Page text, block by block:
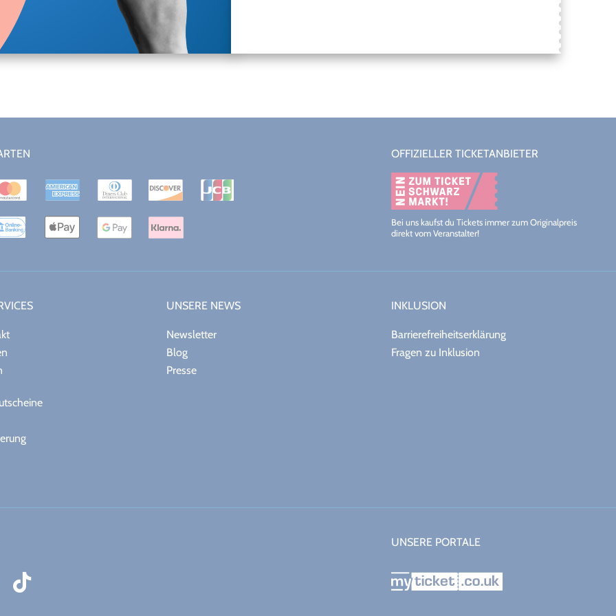
OFFIZIELLER TICKETANBIETER
Bei uns kaufst du Tickets immer zum Originalpreis
direkt vom Veranstalter!
UNSERE NEWS
Newsletter
Blog
Presse
INKLUSION
Barrierefreiheitserklärung
Fragen zu Inklusion
UNSERE PORTALE